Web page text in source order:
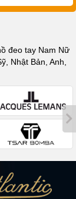
đeo tay Nam Nữ
Nhật Bản, Anh,